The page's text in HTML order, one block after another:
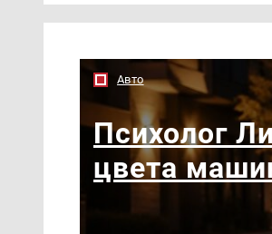
Авто
Психолог
цвета